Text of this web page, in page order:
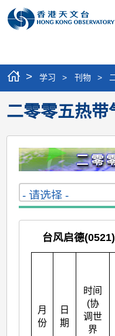
> 学习 > 刊物 >
二零零五热带
台风启德
月
份
日
期
时间
(协
调世
界